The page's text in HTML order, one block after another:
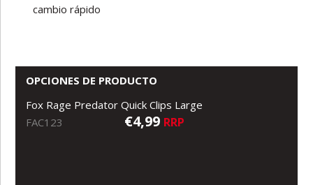
cambio rápido
OPCIONES DE PRODUCTO
Fox Rage Predator Quick Clips Large
FAC123
€4,99 RRP